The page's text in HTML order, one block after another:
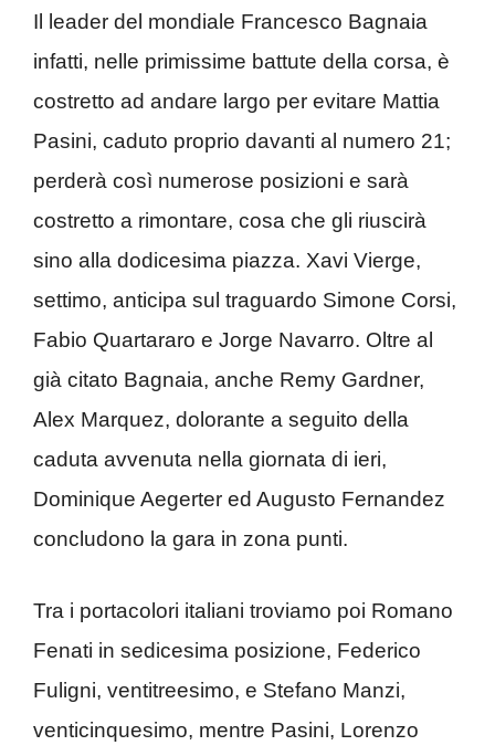
Il leader del mondiale Francesco Bagnaia
infatti, nelle primissime battute della corsa, è
costretto ad andare largo per evitare Mattia
Pasini, caduto proprio davanti al numero 21;
perderà così numerose posizioni e sarà
costretto a rimontare, cosa che gli riuscirà
sino alla dodicesima piazza. Xavi Vierge,
settimo, anticipa sul traguardo Simone Corsi,
Fabio Quartararo e Jorge Navarro. Oltre al
già citato Bagnaia, anche Remy Gardner,
Alex Marquez, dolorante a seguito della
caduta avvenuta nella giornata di ieri,
Dominique Aegerter ed Augusto Fernandez
concludono la gara in zona punti.
Tra i portacolori italiani troviamo poi Romano
Fenati in sedicesima posizione, Federico
Fuligni, ventitreesimo, e Stefano Manzi,
venticinquesimo, mentre Pasini, Lorenzo